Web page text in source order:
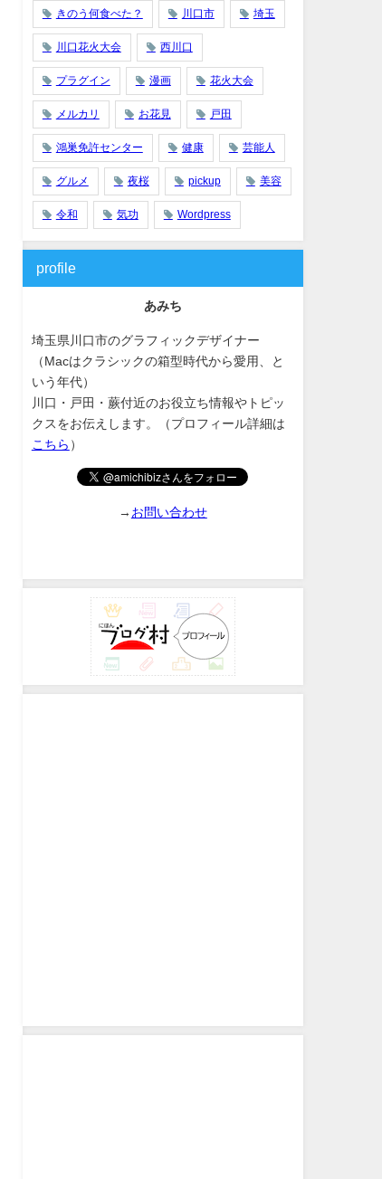
きのう何食べた？ 川口市 埼玉
川口花火大会 西川口
プラグイン 漫画 花火大会
メルカリ お花見 戸田
鴻巣免許センター 健康 芸能人
グルメ 夜桜 pickup 美容
令和 気功 Wordpress
profile
あみち
埼玉県川口市のグラフィックデザイナー
（Macはクラシックの箱型時代から愛用、と
いう年代）
川口・戸田・蕨付近のお役立ち情報やトピッ
クスをお伝えします。（プロフィール詳細は
こちら ）
→ お問い合わせ